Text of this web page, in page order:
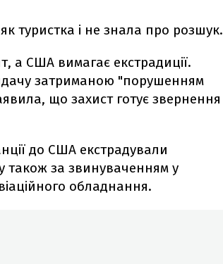
туристка і не знала про розшук.
а США вимагає екстрадиції.
затриманою "порушенням
що захист готує звернення
до США екстрадували
також за звинуваченням у
обладнання.